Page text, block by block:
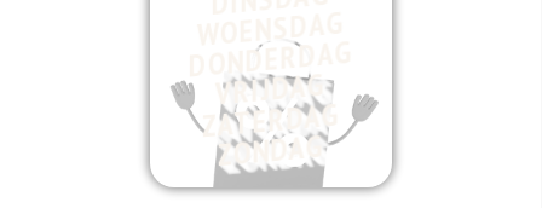
WOENSDAG
DONDERDAG
VRIJDAG
ZATERDAG
ZONDAG